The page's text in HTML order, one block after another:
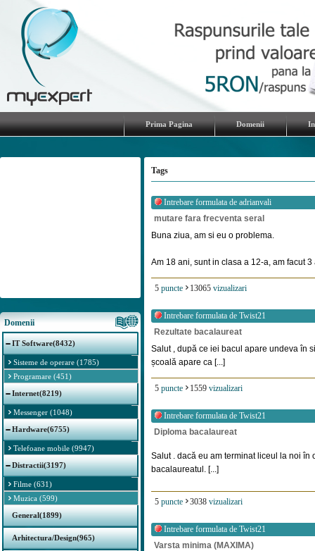
Prima Pagina Domenii
Domenii
IT Software(8432)
Sisteme de operare (1785)
Programare (451)
Internet(8219)
Messenger (1048)
Hardware(6755)
Telefoane mobile (9947)
Distractii(3197)
Filme (631)
Muzica (599)
General(1899)
Arhitectura/Design(965)
Tags
Intrebare formulata de adrianvali
mutare fara frecventa seral
Buna ziua, am si eu o problema.
Am 18 ani, sunt in clasa a 12-a, am facut
5 puncte 13065 vizualizari
Intrebare formulata de Twist21
Rezultate bacalaureat
Salut , după ce iei bacul apare undeva în
școală apare ca [...]
5 puncte 1559 vizualizari
Intrebare formulata de Twist21
Diploma bacalaureat
Salut . dacă eu am terminat liceul la noi în
bacalaureatul. [...]
5 puncte 3038 vizualizari
Intrebare formulata de Twist21
Varsta minima (MAXIMA)